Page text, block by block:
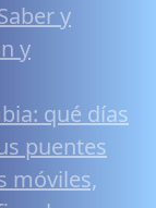
y
y
qué días
puentes
móviles,